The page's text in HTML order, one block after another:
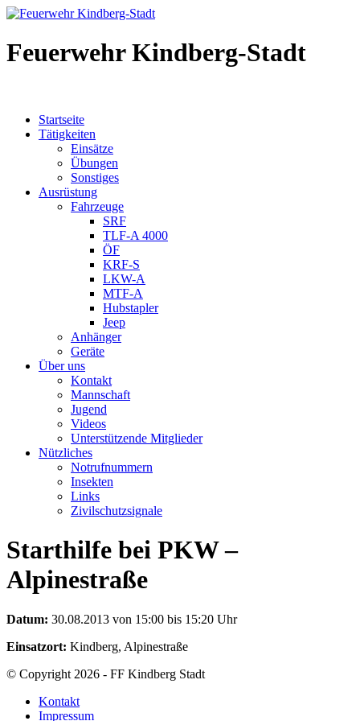
Feuerwehr Kindberg-Stadt
Startseite
Tätigkeiten
Einsätze
Übungen
Sonstiges
Ausrüstung
Fahrzeuge
SRF
TLF-A 4000
ÖF
KRF-S
LKW-A
MTF-A
Hubstapler
Jeep
Anhänger
Geräte
Über uns
Kontakt
Mannschaft
Jugend
Videos
Unterstützende Mitglieder
Nützliches
Notrufnummern
Insekten
Links
Zivilschutzsignale
Starthilfe bei PKW –
Alpinestraße
Datum: 30.08.2013 von 15:00 bis 15:20 Uhr
Einsatzort: Kindberg, Alpinestraße
© Copyright 2026 - FF Kindberg Stadt
Kontakt
Impressum